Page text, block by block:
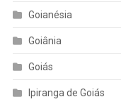
Goianésia
Goiânia
Goiás
Ipiranga de Goiás